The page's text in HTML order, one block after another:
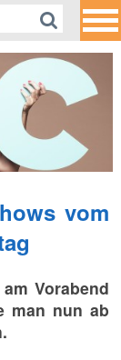
vom
Vorabend
man nun ab